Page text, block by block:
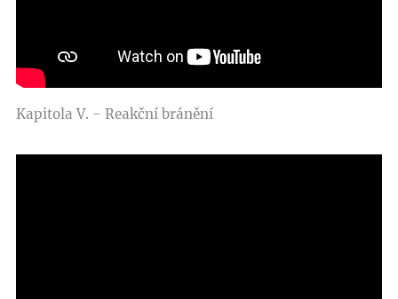
Kapitola V. - Reakční bránění